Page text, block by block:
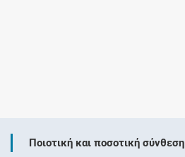
Ποιοτική και ποσοτική σύνθεση